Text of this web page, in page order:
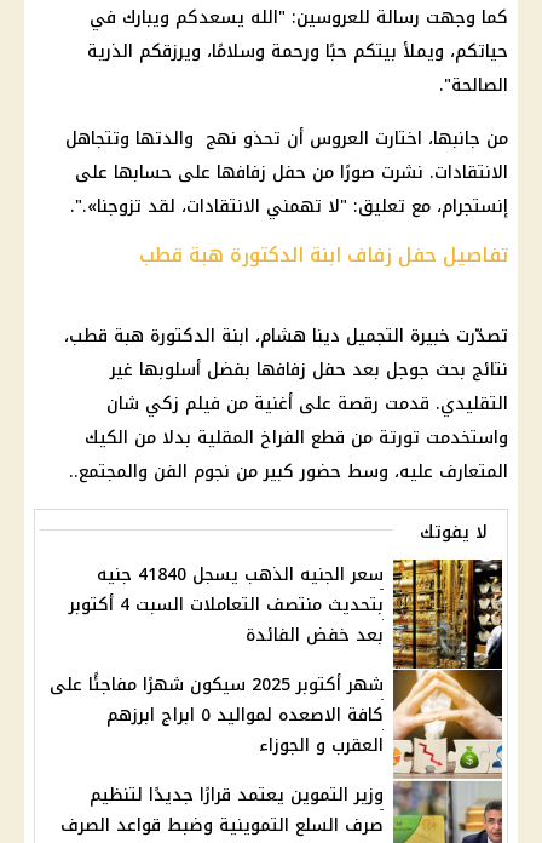
كما وجهت رسالة للعروسين: "الله يسعدكم ويبارك في
حياتكم، ويملأ بيتكم حبًا ورحمة وسلامًا، ويرزقكم الذرية
الصالحة".
من جانبها، اختارت العروس أن تحذو نهج والدتها وتتجاهل
الانتقادات. نشرت صورًا من حفل زفافها على حسابها على
إنستجرام، مع تعليق: "لا تهمني الانتقادات، لقد تزوجنا».".
تفاصيل حفل زفاف ابنة الدكتورة هبة قطب
تصدّرت خبيرة التجميل دينا هشام، ابنة الدكتورة هبة قطب،
نتائج بحث جوجل بعد حفل زفافها بفضل أسلوبها غير
التقليدي. قدمت رقصة على أغنية من فيلم زكي شان
واستخدمت تورتة من قطع الفراخ المقلية بدلا من الكيك
المتعارف عليه، وسط حضور كبير من نجوم الفن والمجتمع..
لا يفوتك
سعر الجنيه الذهب يسجل 41840 جنيه
بتحديث منتصف التعاملات السبت 4 أكتوبر
بعد خفض الفائدة
شهر أكتوبر 2025 سيكون شهرًا مفاجئًا على
كافة الاصعده لمواليد ٥ ابراج ابرزهم
العقرب و الجوزاء
وزير التموين يعتمد قرارًا جديدًا لتنظيم
صرف السلع التموينية وضبط قواعد الصرف